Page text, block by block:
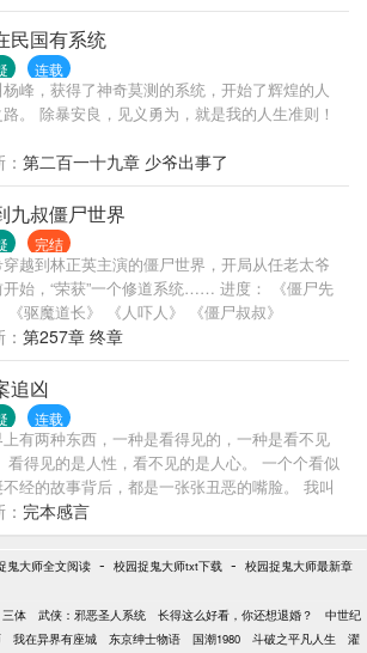
民国有系统
连载
峰，获得了神奇莫测的系统，开始了辉煌的人
。 除暴安良，见义勇为，就是我的人生准则！
第二百一十九章 少爷出事了
九叔僵尸世界
完结
越到林正英主演的僵尸世界，开局从任老太爷
开始，“荣获”一个修道系统…… 进度： 《僵尸先
《驱魔道长》 《人吓人》 《僵尸叔叔》
第257章 终章
追凶
连载
有两种东西，一种是看得见的，一种是看不见
看得见的是人性，看不见的是人心。 一个个看似
经的故事背后，都是一张张丑恶的嘴脸。 我叫
一名从业七年的刑警，三年前配合地方警方侦
跨国集团走私案，搭档阿云中了一种南洋降头
后神秘失踪。 三年后，一起凶杀案再次出现了
如有雷同，纯属巧合，切勿模仿。
完本感言
鬼大师全文阅读 - 校园捉鬼大师txt下载 - 校园捉鬼大师最新章
三体 武侠：邪恶圣人系统 长得这么好看，你还想退婚？
中世纪
我在异界有座城 东京绅士物语 国潮1980 斗破之平凡人生
濯